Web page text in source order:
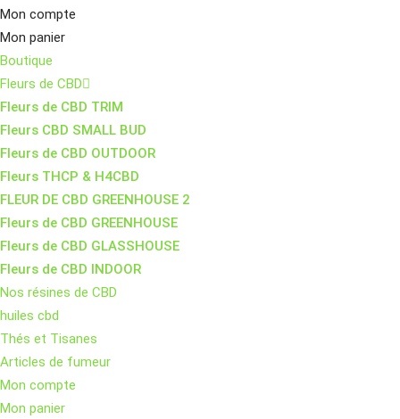
Mon compte
Mon panier
Boutique
Fleurs de CBD
Fleurs de CBD TRIM
Fleurs CBD SMALL BUD
Fleurs de CBD OUTDOOR
Fleurs THCP & H4CBD
FLEUR DE CBD GREENHOUSE 2
Fleurs de CBD GREENHOUSE
Fleurs de CBD GLASSHOUSE
Fleurs de CBD INDOOR
Nos résines de CBD
huiles cbd
Thés et Tisanes
Articles de fumeur
Mon compte
Mon panier